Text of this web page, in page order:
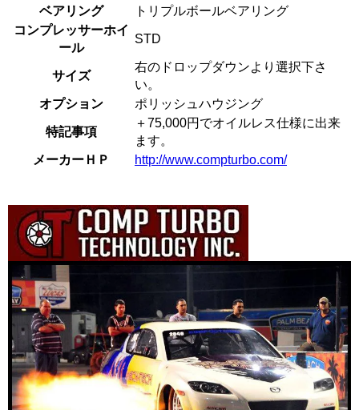
ベアリング
トリプルボールベアリング
コンプレッサーホイ
ール
STD
サイズ
右のドロップダウンより選択下さ
い。
オプション
ポリッシュハウジング
特記事項
＋75,000円でオイルレス仕様に出来
ます。
メーカーＨＰ
http://www.compturbo.com/